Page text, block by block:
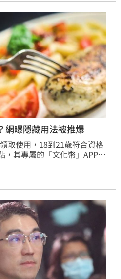
網曝隱藏用法被推爆
取使用，18到21歲符合資格
，其專屬的「文化幣」APP也
，電影票操作功能也看不太